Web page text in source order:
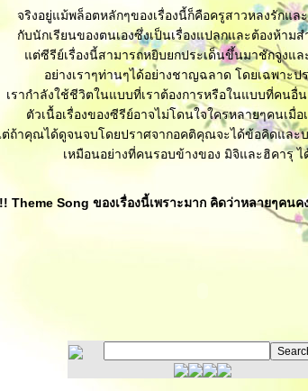
จริงอยู่แม้พล็อตหลักๆของเรื่องนี้ก็คือครูสาวหลงรักแ
กับนักเรียนของตนเองซึ่งเป็นเรื่องแปลกและต้องห้าม
ต่ซีรีย์เรื่องนี้สามารถหยิบยกประเด็นขึ้นมาชักจูงแล
อย่างเราๆท่านๆได้อย่างชาญฉลาด โดยเฉพาะป
เรากำลังใช้ชีวิตในแบบที่เราต้องการหรือในแบบที่คนอื่น
ตัวเนื้อเรื่องของซีรีย์อาจไม่โดนใจใครหลายๆคนเมื่
าคุณได้ดูจนจบโดยปราศจากอคติคุณจะได้ข้อคิดและบ
เหมือนอย่างที่คนรอบข้างของ มิจิและฮิคารุ ไ
Theme Song ของเรื่องนี้เพราะมาก คิดว่าหลายๆคน